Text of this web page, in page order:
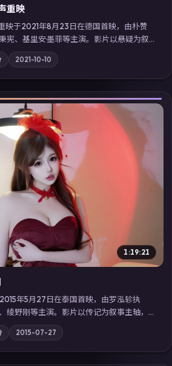
重映
于2021年8月23日在德国首映，由朴赞
宪、基里安·墨菲等主演。影片以悬疑为叙
边界在实验事故后逐渐模糊；摄影与配乐
可通过「国产免费观看高清电视剧在线
分佳作，畅享高清在线追剧体验。
2021-10-10
▶
1:19:21
年5月27日在泰国首映，由罗泓轸执
绫野刚等主演。影片以传记为叙事主轴，
发现自己从未活过“真实”的一天；摄影与
内亦可通过「国产免费观看高清电视剧在
高分佳作，畅享高清在线追剧体验。
2015-07-27